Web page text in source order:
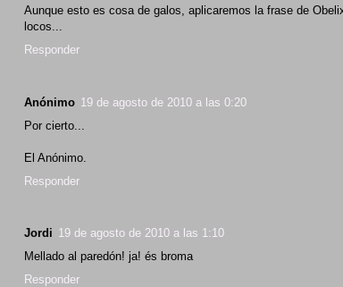
Aunque esto es cosa de galos, aplicaremos la frase de
locos...
Responder
Anónimo 19 de agosto de 2010 a las 0:20
Por cierto...
El Anónimo.
Responder
Jordi 19 de agosto de 2010 a las 1:10
Mellado al paredón! ja! és broma
Responder